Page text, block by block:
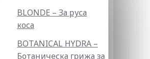
BLONDE – За руса
коса
BOTANICAL HYDRA –
Ботаническа грижа за